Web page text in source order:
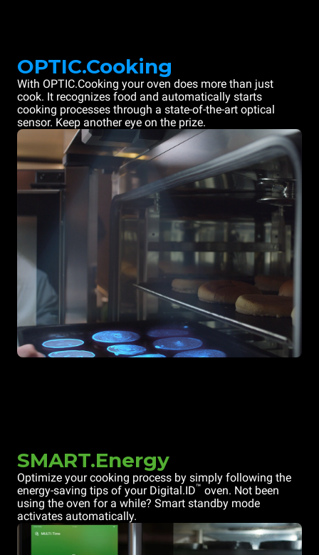
OPTIC.Cooking
With OPTIC.Cooking your oven does more than just
cook. It recognizes food and automatically starts
cooking processes through a state-of-the-art optical
sensor. Keep another eye on the prize.
SMART.Energy
Optimize your cooking process by simply following the
energy-saving tips of your Digital.ID™ oven. Not been
using the oven for a while? Smart standby mode
activates automatically.